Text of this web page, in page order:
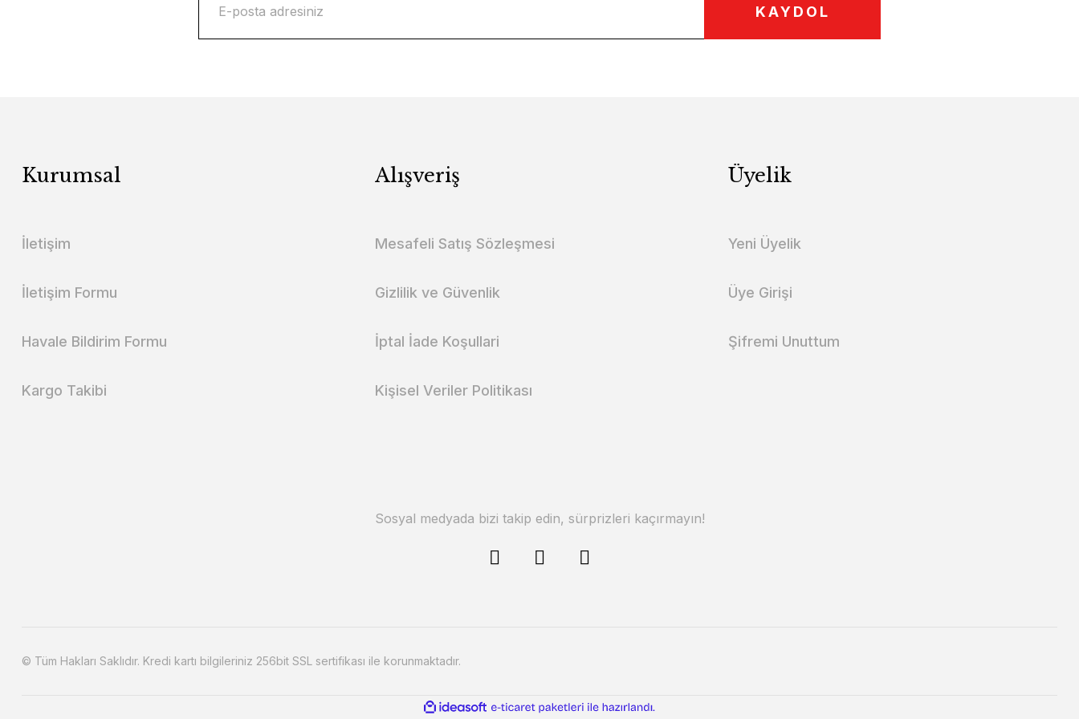
KAYDOL
Kurumsal
İletişim
İletişim Formu
Havale Bildirim Formu
Kargo Takibi
Alışveriş
Mesafeli Satış Sözleşmesi
Gizlilik ve Güvenlik
İptal İade Koşullari
Kişisel Veriler Politikası
Üyelik
Yeni Üyelik
Üye Girişi
Şifremi Unuttum
Sosyal medyada bizi takip edin, sürprizleri kaçırmayın!
© Tüm Hakları Saklıdır. Kredi kartı bilgileriniz 256bit SSL sertifikası ile korunmaktadır.
ideasoft
e-